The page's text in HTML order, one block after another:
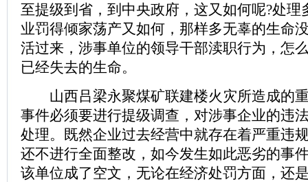
至提级到省，到中央政府，这又如何呢?处理
业罚得倾家荡产又如何，那样多无辜的生命
活过来，涉事单位的领导干部渎职行为，怎
已经失去的生命。
山西吕梁永聚煤矿联建楼火灾所造成的
事件必须要进行提级调查，对涉事企业的违
处理。既然企业过去经营中就存在着严重违
还不进行全面整改，如今发生如此恶劣的事
该单位成了空文，无论在经济处罚方面，还